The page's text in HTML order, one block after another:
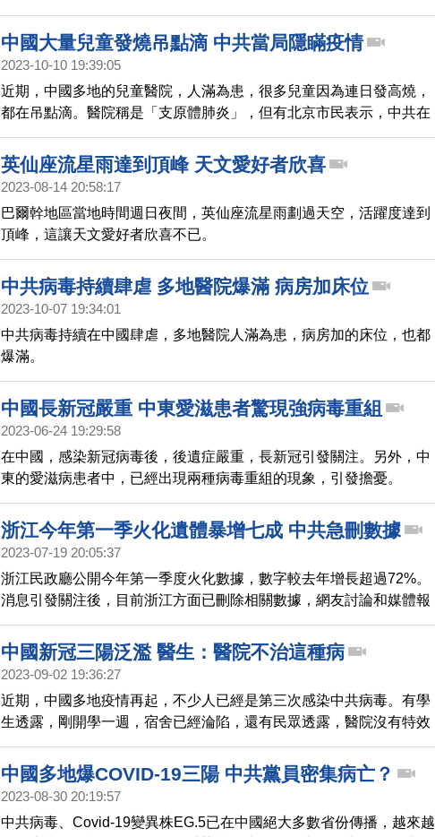
注。來看本期的疫情回顧。
中國大量兒童發燒吊點滴 中共當局隱瞞疫情
2023-10-10 19:39:05
近期，中國多地的兒童醫院，人滿為患，很多兒童因為連日發高燒，
都在吊點滴。醫院稱是「支原體肺炎」，但有北京市民表示，中共在
隱瞞新冠疫情。
英仙座流星雨達到頂峰 天文愛好者欣喜
2023-08-14 20:58:17
巴爾幹地區當地時間週日夜間，英仙座流星雨劃過天空，活躍度達到
頂峰，這讓天文愛好者欣喜不已。
中共病毒持續肆虐 多地醫院爆滿 病房加床位
2023-10-07 19:34:01
中共病毒持續在中國肆虐，多地醫院人滿為患，病房加的床位，也都
爆滿。
中國長新冠嚴重 中東愛滋患者驚現強病毒重組
2023-06-24 19:29:58
在中國，感染新冠病毒後，後遺症嚴重，長新冠引發關注。另外，中
東的愛滋病患者中，已經出現兩種病毒重組的現象，引發擔憂。
浙江今年第一季火化遺體暴增七成 中共急刪數據
2023-07-19 20:05:37
浙江民政廳公開今年第一季度火化數據，數字較去年增長超過72%。
消息引發關注後，目前浙江方面已刪除相關數據，網友討論和媒體報
導也被刪除。
中國新冠三陽泛濫 醫生：醫院不治這種病
2023-09-02 19:36:27
近期，中國多地疫情再起，不少人已經是第三次感染中共病毒。有學
生透露，剛開學一週，宿舍已經淪陷，還有民眾透露，醫院沒有特效
藥，無法醫治。
中國多地爆COVID-19三陽 中共黨員密集病亡？
2023-08-30 20:19:57
中共病毒、Covid-19變異株EG.5已在中國絕大多數省份傳播，越來越